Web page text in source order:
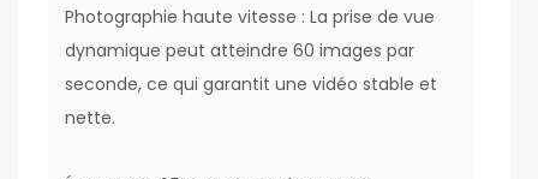
Photographie haute vitesse : La prise de vue
dynamique peut atteindre 60 images par
seconde, ce qui garantit une vidéo stable et
nette.